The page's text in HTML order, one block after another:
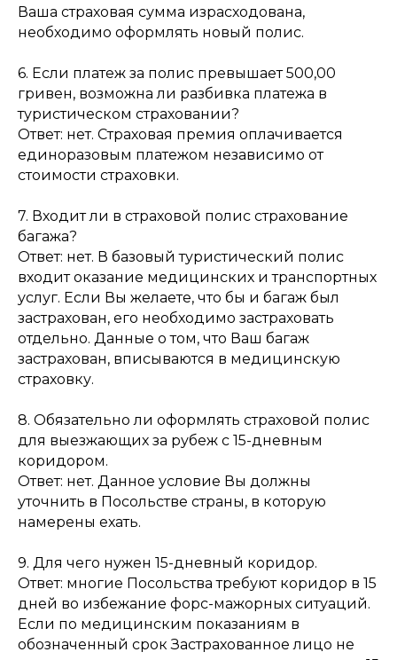
Ваша страховая сумма израсходована,
необходимо оформлять новый полис.
6. Если платеж за полис превышает 500,00
гривен, возможна ли разбивка платежа в
туристическом страховании?
Ответ: нет. Страховая премия оплачивается
единоразовым платежом независимо от
стоимости страховки.
7. Входит ли в страховой полис страхование
багажа?
Ответ: нет. В базовый туристический полис
входит оказание медицинских и транспортных
услуг. Если Вы желаете, что бы и багаж был
застрахован, его необходимо застраховать
отдельно. Данные о том, что Ваш багаж
застрахован, вписываются в медицинскую
страховку.
8. Обязательно ли оформлять страховой полис
для выезжающих за рубеж с 15-дневным
коридором.
Ответ: нет. Данное условие Вы должны
уточнить в Посольстве страны, в которую
намерены ехать.
9. Для чего нужен 15-дневный коридор.
Ответ: многие Посольства требуют коридор в 15
дней во избежание форс-мажорных ситуаций.
Если по медицинским показаниям в
обозначенный срок Застрахованное лицо не